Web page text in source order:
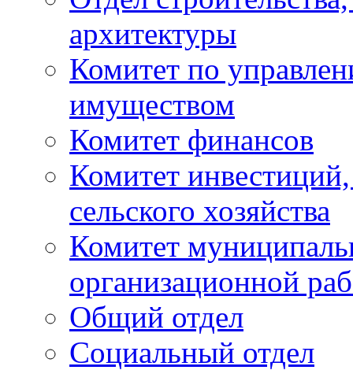
архитектуры
Комитет по
имуществом
Комитет финансов
Комитет
сельского хозяйства
Комитет
организационной
Общий отдел
Социальный отдел